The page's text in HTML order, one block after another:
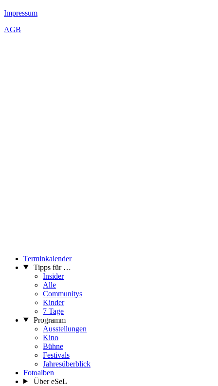
Impressum
AGB
Terminkalender
Tipps für …
Insider
Alle
Communitys
Kinder
7 Tage
Programm
Ausstellungen
Kino
Bühne
Festivals
Jahresüberblick
Fotoalben
Über eSeL